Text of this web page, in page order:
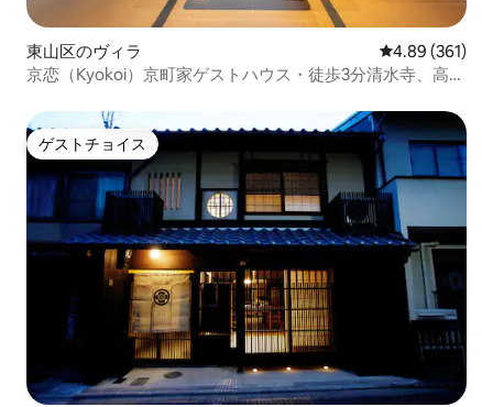
東山区のヴィラ レビュー361
4.89 (361)
京恋（Kyokoi）京町家ゲストハウス・徒歩3分清水寺、高台
ゲストチョイス
ゲストチョイス